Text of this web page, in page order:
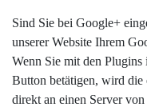
Sind Sie bei Google+
unserer Website Ihrem
Wenn Sie mit den
Button betätigen, wird die
direkt an einen Server